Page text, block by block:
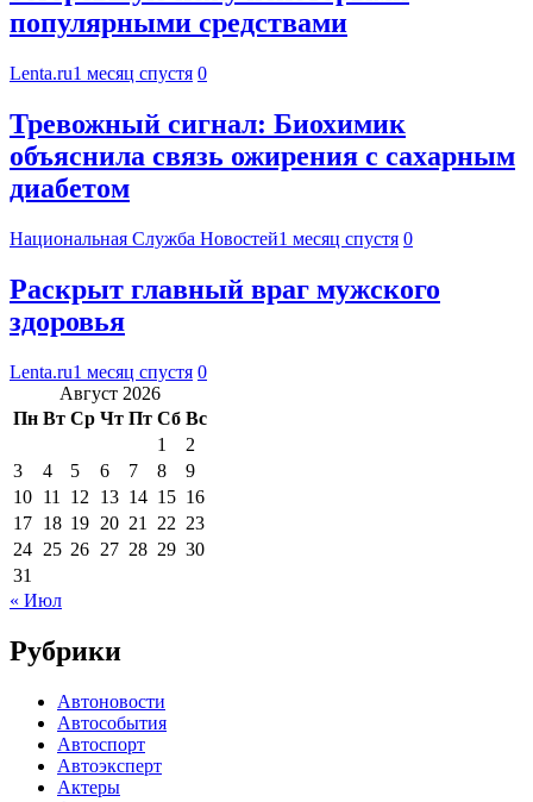
популярными средствами
Lenta.ru1 месяц спустя 0
Тревожный сигнал: Биохимик
объяснила связь ожирения с сахарным
диабетом
Национальная Служба Новостей1 месяц спустя 0
Раскрыт главный враг мужского
здоровья
Lenta.ru1 месяц спустя 0
Август 2026
Пн Вт Ср Чт Пт Сб Вс
1
2
3
4 5 6 7 8
9
10 11 12 13 14 15 16
17 18 19 20 21 22 23
24 25 26 27 28 29 30
31
« Июл
Рубрики
Автоновости
Автособытия
Автоспорт
Автоэксперт
Актеры